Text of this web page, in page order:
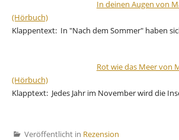
In deinen Augen von
(Hörbuch)
Klappentext: In "Nach dem Sommer" haben
Rot wie das Meer von
(Hörbuch)
Klapptext: Jedes Jahr im November wird die
Veröffentlicht in Rezension